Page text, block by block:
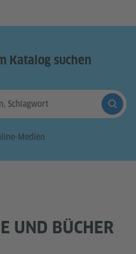
Katalog suchen
Medien
UND BÜCHER